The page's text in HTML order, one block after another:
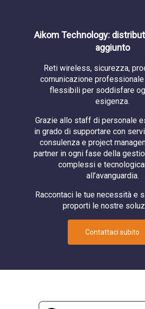
Aikom Technology:
aggiunto
Reti wireless, sicurezza,
comunicazione
flessibili per soddisfare
esigenza.
Grazie allo staff di personale
in grado di supportare con
consulenza e project
partner in ogni fase della
complessi e
all’avanguardia.
Raccontaci le tue necessità e
proporti le nostre
Contattaci subito